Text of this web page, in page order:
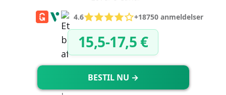
4.6 +18750 anmeldelser
15,5-17,5 €
BESTIL NU →